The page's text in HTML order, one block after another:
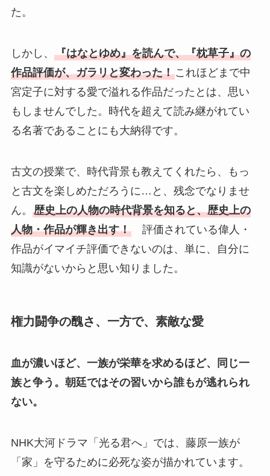
た。
しかし、 『はなとゆめ』を読んで、『枕草子』の
作品評価が、ガラリと変わった！これほどまで中
宮定子に対する愛で溢れる作品だったとは、思い
もしませんでした。時代を超えて読み継がれてい
る名著であることにも大納得です。
古文の授業で、時代背景も教えてくれたら、もっ
と古文を楽しめただろうに…と、残念でなりませ
ん。 歴史上の人物の時代背景を知ると、歴史上の
人物・作品が輝き出す！評価されている偉人・
作品がイマイチ評価できないのは、単に、自分に
知識がないからと思い知りました。
権力闘争の醜さ、一方で、素敵な愛
血が濃いほど、一族が栄華を求めるほど、同じ一
族と争う。朝廷ではその習いから誰もが逃れられ
ない。
NHK大河ドラマ「光る君へ」では、藤原一族が
「家」を守るために必死な姿が描かれています。